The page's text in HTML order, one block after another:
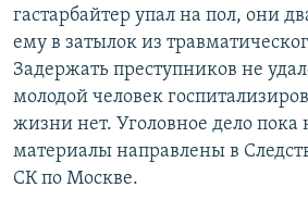
ЭЕ/АРнун бардык сайттары
гастарбайтер упал на пол, они
ему в затылок из
Задержать преступников не
молодой человек
жизни нет. Уголовное дело пока
материалы направлены в
СК по Москве.